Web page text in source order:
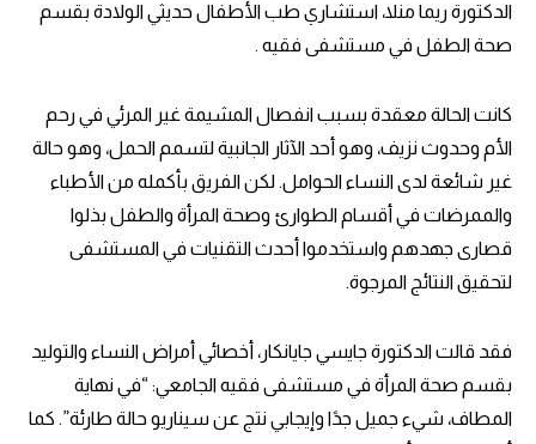
الدكتورة ريما منلا، استشاري طب الأطفال حديثي الولادة بقسم
صحة الطفل في مستشفى فقيه .
كانت الحالة معقدة بسبب انفصال المشيمة غير المرئي في رحم
الأم وحدوث نزيف، وهو أحد الآثار الجانبية لتسمم الحمل، وهو حالة
غير شائعة لدى النساء الحوامل. لكن الفريق بأكمله من الأطباء
والممرضات في أقسام الطوارئ وصحة المرأة والطفل بذلوا
قصارى جهدهم واستخدموا أحدث التقنيات في المستشفى
لتحقيق النتائج المرجوة.
فقد قالت الدكتورة جايسي جايانكار، أخصائي أمراض النساء والتوليد
بقسم صحة المرأة في مستشفى فقيه الجامعي: “في نهاية
المطاف، شيء جميل جدًا وإيجابي نتج عن سيناريو حالة طارئة”. كما